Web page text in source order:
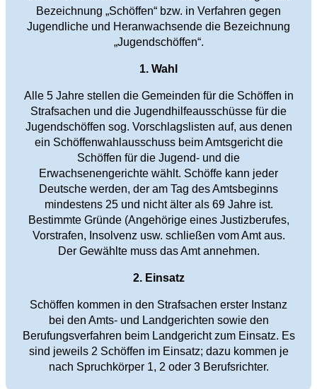
Bezeichnung „Schöffen“ bzw. in Verfahren gegen
Jugendliche und Heranwachsende die Bezeichnung
„Jugendschöffen“.
1. Wahl
Alle 5 Jahre stellen die Gemeinden für die Schöffen in
Strafsachen und die Jugendhilfeausschüsse für die
Jugendschöffen sog. Vorschlagslisten auf, aus denen
ein Schöffenwahlausschuss beim Amtsgericht die
Schöffen für die Jugend- und die
Erwachsenengerichte wählt. Schöffe kann jeder
Deutsche werden, der am Tag des Amtsbeginns
mindestens 25 und nicht älter als 69 Jahre ist.
Bestimmte Gründe (Angehörige eines Justizberufes,
Vorstrafen, Insolvenz usw. schließen vom Amt aus.
Der Gewählte muss das Amt annehmen.
2. Einsatz
Schöffen kommen in den Strafsachen erster Instanz
bei den Amts- und Landgerichten sowie den
Berufungsverfahren beim Landgericht zum Einsatz. Es
sind jeweils 2 Schöffen im Einsatz; dazu kommen je
nach Spruchkörper 1, 2 oder 3 Berufsrichter.